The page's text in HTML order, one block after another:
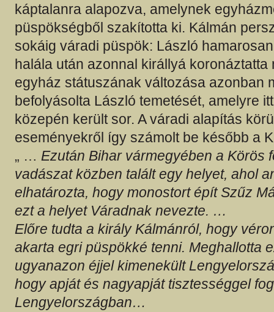
káptalanra alapozva, amelynek
püspökségből szakította ki. Kálmán
sokáig váradi püspök: László
halála után azonnal királlyá koronáztatta
egyház státuszának változása azonban
befolyásolta László temetését, amelyre
közepén került sor. A váradi alapítás
eseményekről így számolt be később a
„ … Ezután Bihar vármegyében a Körös
vadászat közben talált egy helyet, ahol
elhatározta, hogy monostort épít Szűz
ezt a helyet Váradnak nevezte. …
Előre tudta a király Kálmánról, hogy
akarta egri püspökké tenni. Meghallotta
ugyanazon éjjel kimenekült
hogy apját és nagyapját tisztességgel
Lengyelországban…